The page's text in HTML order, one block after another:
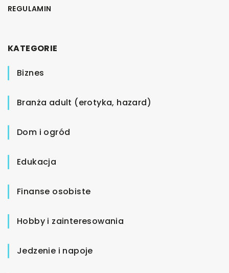
REGULAMIN
KATEGORIE
Biznes
Branża adult (erotyka, hazard)
Dom i ogród
Edukacja
Finanse osobiste
Hobby i zainteresowania
Jedzenie i napoje